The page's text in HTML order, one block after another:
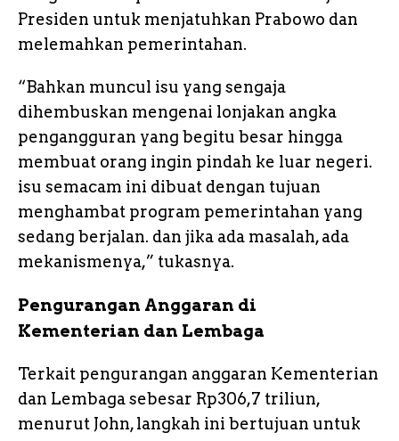
Presiden untuk menjatuhkan Prabowo dan
melemahkan pemerintahan.
“Bahkan muncul isu yang sengaja
dihembuskan mengenai lonjakan angka
pengangguran yang begitu besar hingga
membuat orang ingin pindah ke luar negeri.
isu semacam ini dibuat dengan tujuan
menghambat program pemerintahan yang
sedang berjalan. dan jika ada masalah, ada
mekanismenya,” tukasnya.
Pengurangan Anggaran di
Kementerian dan Lembaga
Terkait pengurangan anggaran Kementerian
dan Lembaga sebesar Rp306,7 triliun,
menurut John, langkah ini bertujuan untuk